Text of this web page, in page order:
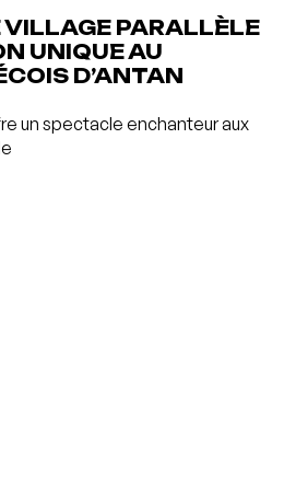
VILLAGE PARALLÈLE
UNIQUE AU
D’ANTAN